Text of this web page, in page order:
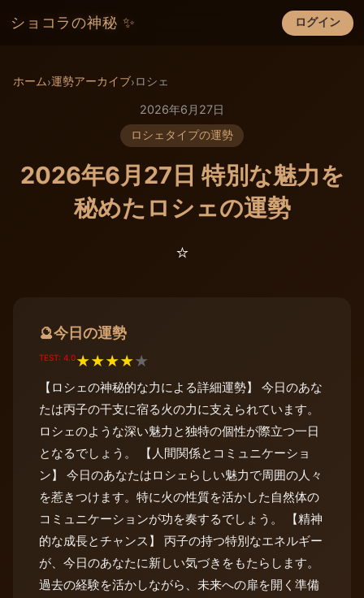
ショコラの神秘 ✨ ログイン
×
ホーム›運勢アーカイブ›ロシェ
2026年6月27日
ロシェタイプの運勢
2026年6月27日 特別な魅力を
秘めたロシェの運勢
⭐️
🔮今日の運勢
TEST: 4.0★★★★★
【ロシェの神秘的な力による詳細運勢】 今日のあな
たは丙子の干支に宿る火の力に支えられています。
ロシェのような深い魅力と独特の個性が際立つ一日
となるでしょう。 【人間関係とコミュニケーショ
ン】 今日のあなたはロシェらしい魅力で周囲の人々
を惹きつけます。特に火の性質を活かした自然体の
コミュニケーションが功を奏するでしょう。 【精神
的な成長とチャンス】 丙子の持つ特別なエネルギー
が、今日のあなたに新しい気づきをもたらします。
過去の経験を活かしながら、未来への扉を開く準備